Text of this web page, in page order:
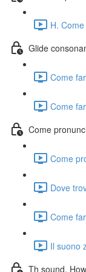
H.
Glide
Come
Come
Come
Come
Dove
Come
Il suono
Th sound.